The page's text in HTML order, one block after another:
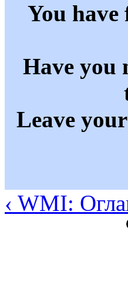
You
Have you
Leave
‹ WMI: